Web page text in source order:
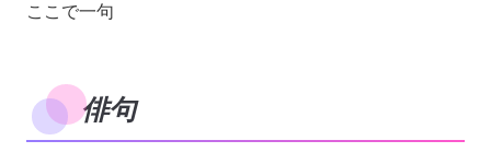
ここで一句
俳句